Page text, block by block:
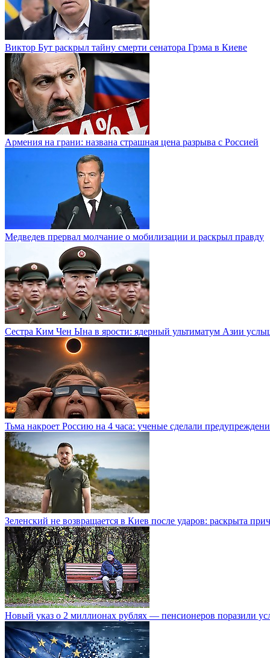
Виктор Бут раскрыл тайну смерти сенатора Грэма в Киеве
Армения на грани: названа страшная цена разрыва с Россией
Медведев прервал молчание о мобилизации и раскрыл правду
Сестра Ким Чен Ына в ярости: ядерный ультиматум Азии
Тьма накроет Россию на 4 часа: ученые сделали
Зеленский не возвращается в Киев после ударов: раскрыта
Новый указ о 2 миллионах рублях — пенсионеров поразили